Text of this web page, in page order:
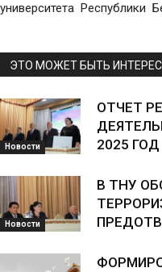
университета Республики
ЭТО МОЖЕТ БЫТЬ
Новости
ОТЧЕТ
2025 ГОД
Новости
В ТНУ